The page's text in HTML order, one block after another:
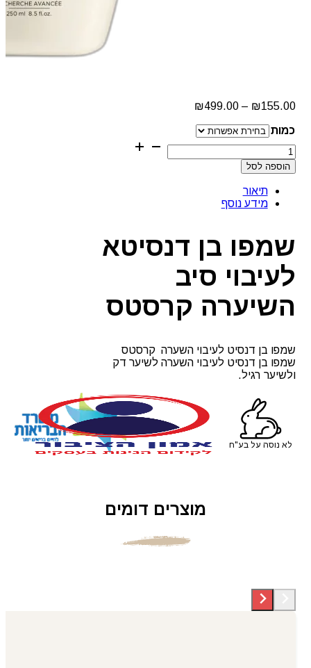
₪155.00
–
₪499.00
עד
⁦₪499.00⁩
כמות
כמות
של
שמפו
דנסיטא
לעיבוי
קרסטס
הוספה לסל
תיאור
מידע נוסף
שמפו בן דנסיטא
לעיבוי סיב
השיערה קרסטס
שמפו בן דנסיט לעיבוי השערה קרסטס
שמפו בן דנסיט לעיבוי השערה לשיער דק
ולשיער רגיל.
לא נוסה על בע"ח
מוצרים דומים